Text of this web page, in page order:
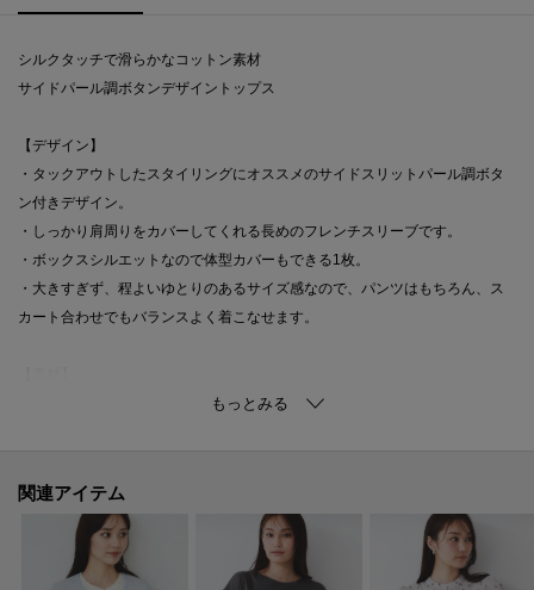
シルクタッチで滑らかなコットン素材
サイドパール調ボタンデザイントップス
【デザイン】
・タックアウトしたスタイリングにオススメのサイドスリットパール調ボタ
ン付きデザイン。
・しっかり肩周りをカバーしてくれる長めのフレンチスリーブです。
・ボックスシルエットなので体型カバーもできる1枚。
・大きすぎず、程よいゆとりのあるサイズ感なので、パンツはもちろん、ス
カート合わせでもバランスよく着こなせます。
・目面の綺麗なシルケット加工が施されたコットン100％の素材を使用。
・UVケアと接触冷感機能もついているので、汗ばむ季節にも快適に着用いた
だけます。
・マシンウォッシャブルなので、ご自宅で簡単にお手入れしていただけま
関連アイテム